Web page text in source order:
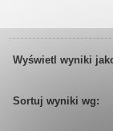
Wyświetl wyniki
Sortuj wyniki wg: